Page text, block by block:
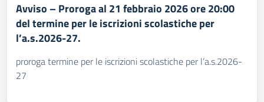
Avviso – Proroga al 21 febbraio 2026 ore 20:00
del termine per le iscrizioni scolastiche per
l’a.s.2026-27.
proroga termine per le iscrizioni scolastiche per l’a.s.2026-
27